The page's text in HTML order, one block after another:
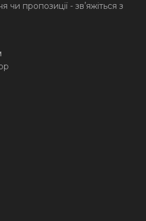
чи пропозиції - звʼяжіться з